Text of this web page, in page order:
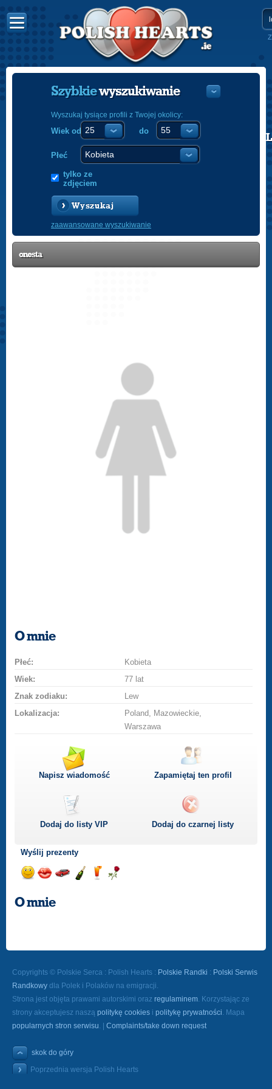
POLISH
Szybkiewyszukiwanie
Wyszukaj tysiące profili z Twojej okolicy:
Wiek od do
Płeć
tylko ze
zdjęciem
Wyszukaj
zaawansowane wyszukiwanie
onesta
O mnie
Płeć:
Kobieta
Wiek:
77 lat
Znak zodiaku:
Lew
Lokalizacja:
Poland, Mazowieckie,
Warszawa
Napisz wiadomość Zapamiętaj ten profil
Dodaj do listyVIP Dodaj do czarnej listy
Wyślij prezenty
uśmiechbuziaka
O mnie
Copyrights © Polskie Serca : Polish Hearts : Polskie Randki : Polski Serwis
Randkowy dla Polek i Polaków na emigracji.
Strona jest objęta prawami autorskimi oraz regulaminem. Korzystając ze
strony akceptujesz naszą politykę cookies i politykę prywatności. Mapa
popularnych stron serwisu. | Complaints/take down request
skok do góry
Poprzednia wersja Polish Hearts